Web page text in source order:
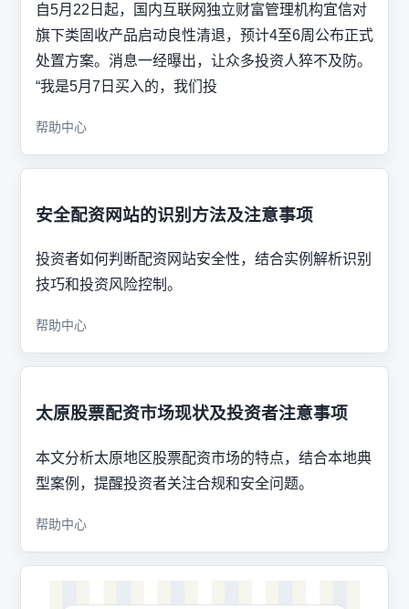
自5月22日起，国内互联网独立财富管理机构宜信对
旗下类固收产品启动良性清退，预计4至6周公布正式
处置方案。消息一经曝出，让众多投资人猝不及防。
“我是5月7日买入的，我们投
帮助中心
安全配资网站的识别方法及注意事项
投资者如何判断配资网站安全性，结合实例解析识别
技巧和投资风险控制。
帮助中心
太原股票配资市场现状及投资者注意事项
本文分析太原地区股票配资市场的特点，结合本地典
型案例，提醒投资者关注合规和安全问题。
帮助中心